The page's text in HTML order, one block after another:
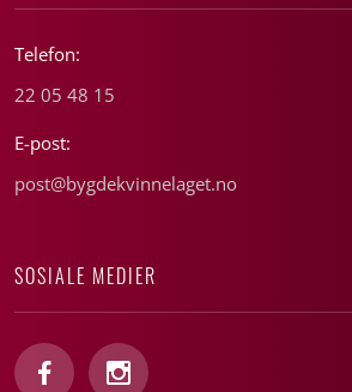
Telefon:
22 05 48 15
E-post:
post@bygdekvinnelaget.no
SOSIALE MEDIER